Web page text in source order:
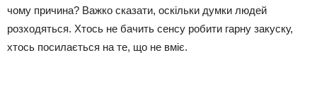
чому причина? Важко сказати, оскільки думки людей
розходяться. Хтось не бачить сенсу робити гарну закуску,
хтось посилається на те, що не вміє.